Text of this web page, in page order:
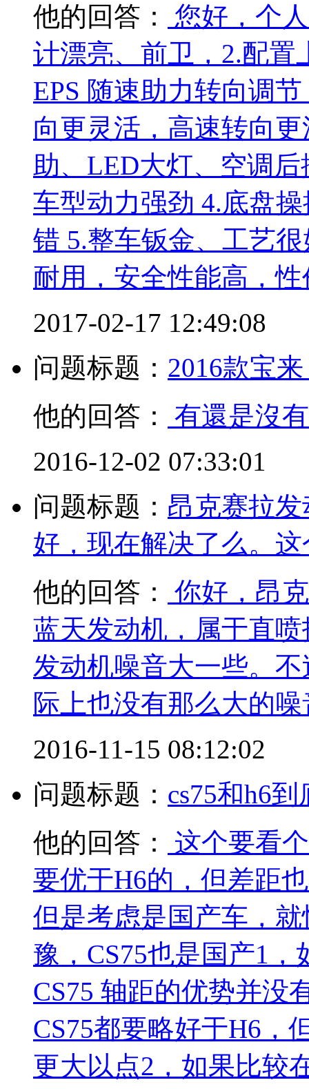
他的回答：
您好，个
计漂亮、前卫，2.配置
EPS 随速助力转向调
向更灵活，高速转向
助、LED大灯、空调
车型动力强劲 4.底盘
错 5.整车钣金、工艺
耐用，安全性能高，
2017-02-17 12:49:08
问题标题： 2016款宝
他的回答：
有還是沒
2016-12-02 07:33:01
问题标题： 昂克赛拉
好，现在解决了么。这
他的回答：
你好，昂
蓝天发动机，属于直
发动机噪音大一些。
际上也没有那么大的
2016-11-15 08:12:02
问题标题： cs75和h6
他的回答：
这个要看
要优于H6的，但差距
但是考虑是国产车，
豫，CS75也是国产1
CS75 轴距的优势并没
CS75都要略好于H6，
更大以点2，如果比较